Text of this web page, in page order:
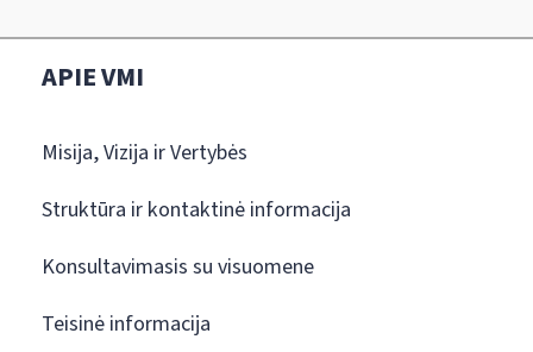
APIE VMI
Misija, Vizija ir Vertybės
Struktūra ir kontaktinė informacija
Konsultavimasis su visuomene
Teisinė informacija